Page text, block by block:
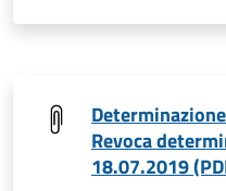
Revoca
18.07.2019